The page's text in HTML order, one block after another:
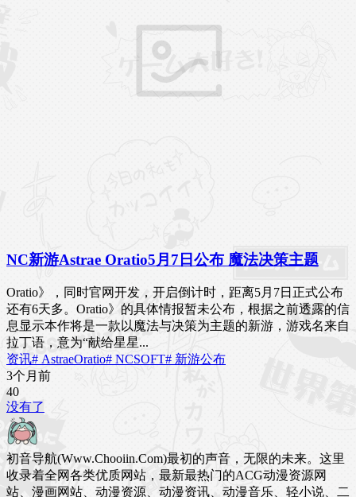
NC新游Astrae Oratio5月7日公布 魔法决策主题
Oratio》，同时官网开发，开启倒计时，距离5月7日正式公布
还有6天多。Oratio》的具体情报暂未公布，根据之前透露的信
息显示本作将是一款以魔法与决策为主题的新游，游戏名来自
拉丁语，意为“献给星星...
资讯# AstraeOratio# NCSOFT# 新游公布
3个月前
40
没有了
初音导航(Www.Chooiin.Com)最初的声音，无限的未来。这里
收录着全网各类优质网站，最新最热门的ACG动漫资源网
站、漫画网站、动漫资源、动漫资讯、动漫音乐、轻小说、二